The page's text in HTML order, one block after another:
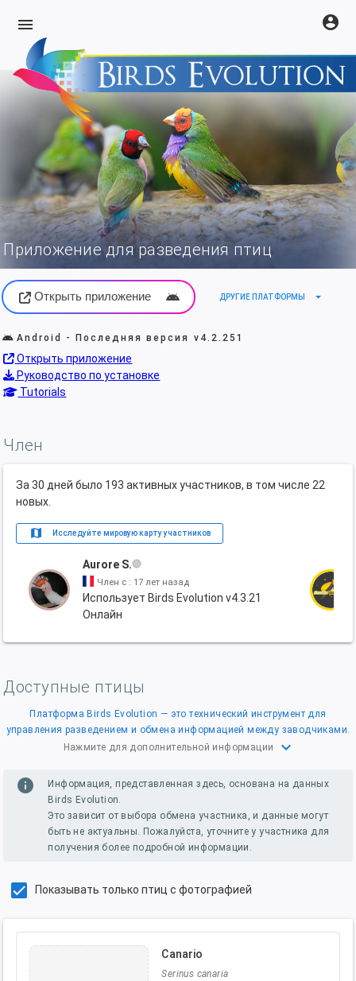
menu account_circle
Приложение для разведения птиц
Открыть приложение ДРУГИЕ ПЛАТФОРМЫ arrow_drop_down
Android - Последняя версия v4.2.251
Открыть приложение
Руководство по установке
Tutorials
Член
За 30 дней было 193 активных участников, в том числе 22
новых.
map Исследуйте мировую карту участников
Aurore S.
Член с : 17 лет назад
Использует Birds Evolution v4.3.21
Онлайн
Доступные птицы
Платформа Birds Evolution — это технический инструмент для
управления разведением и обмена информацией между заводчиками.
Нажмите для дополнительной информации
expand_more
info
Информация, представленная здесь, основана на данных
Birds Evolution.
Это зависит от выбора обмена участника, и данные могут
быть не актуальны. Пожалуйста, уточните у участника для
получения более подробной информации.
Показывать только птиц с фотографией
Canario
Serinus canaria